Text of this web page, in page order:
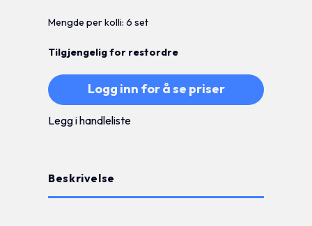
Mengde per kolli: 6 set
Tilgjengelig for restordre
Logg inn for å se priser
Legg i handleliste
Beskrivelse